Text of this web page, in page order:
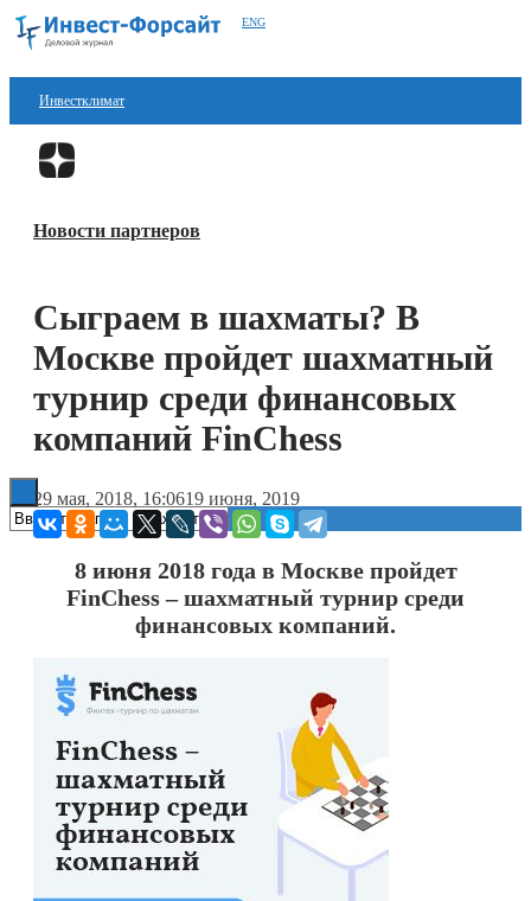
ENG
Инвестклимат
Финансы
Блокчейн
Технологии
Книги
Новости партнеров
Сыграем в шахматы? В
Москве пройдет шахматный
турнир среди финансовых
компаний FinChess
29 мая, 2018, 16:0619 июня, 2019
8 июня 2018 года в Москве пройдет
FinChess – шахматный турнир среди
финансовых компаний.